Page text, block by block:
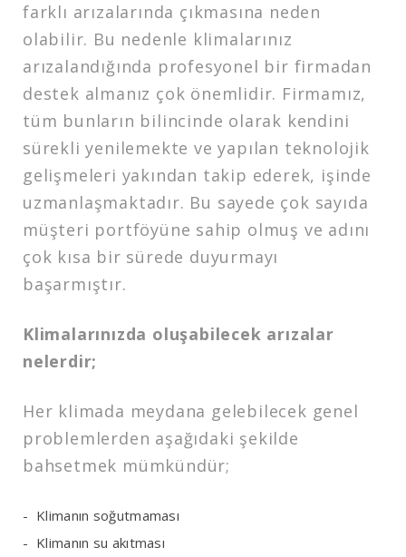
farklı arızalarında çıkmasına neden
olabilir. Bu nedenle klimalarınız
arızalandığında profesyonel bir firmadan
destek almanız çok önemlidir. Firmamız,
tüm bunların bilincinde olarak kendini
sürekli yenilemekte ve yapılan teknolojik
gelişmeleri yakından takip ederek, işinde
uzmanlaşmaktadır. Bu sayede çok sayıda
müşteri portföyüne sahip olmuş ve adını
çok kısa bir sürede duyurmayı
başarmıştır.
Klimalarınızda oluşabilecek arızalar
nelerdir;
Her klimada meydana gelebilecek genel
problemlerden aşağıdaki şekilde
bahsetmek mümkündür;
Klimanın soğutmaması
Klimanın su akıtması